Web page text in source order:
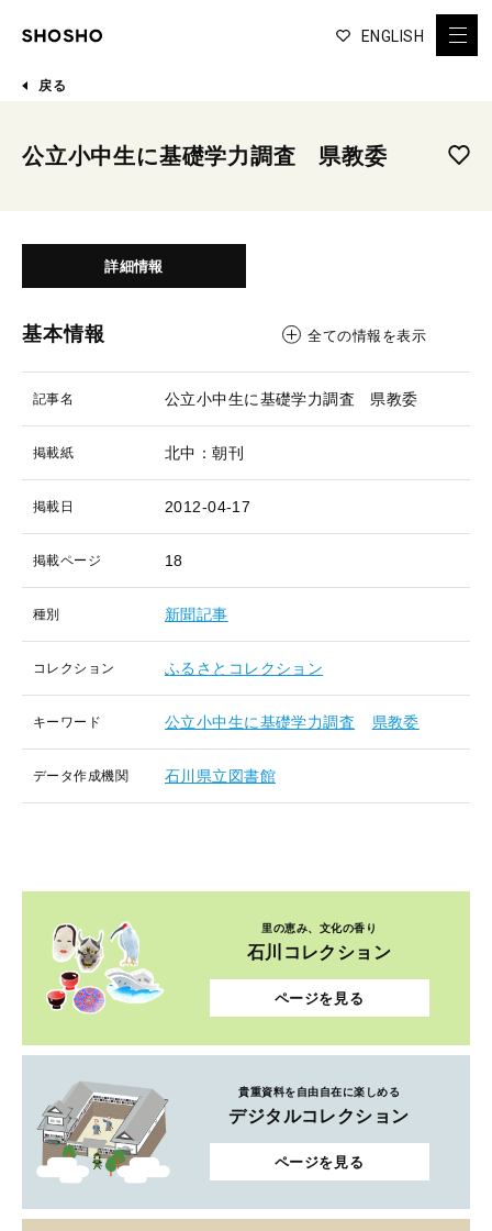
ENGLISH
戻る
公立小中生に基礎学力調査 県教委
詳細情報
基本情報 全ての情報を表示
記事名 公立小中生に基礎学力調査 県教委
掲載紙 北中：朝刊
掲載日 2012-04-17
掲載ページ 18
種別 新聞記事
コレクション ふるさとコレクション
キーワード 公立小中生に基礎学力調査 県教委
データ作成機関 石川県立図書館
里の恵み、文化の香り
石川コレクション
ページを見る
貴重資料を自由自在に楽しめる
デジタルコレクション
ページを見る